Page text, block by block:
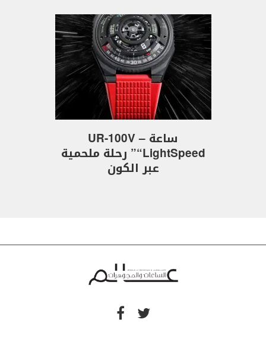
ساعة UR-100V –
“LightSpeed” رحلة ملحمية
عبر الكون